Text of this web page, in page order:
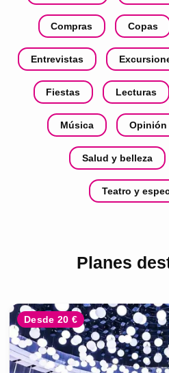
Compras Copas
Entrevistas
Fiestas Lecturas
Música Opinión
Salud y belleza
Teatro y
Planes
Desde 20 €